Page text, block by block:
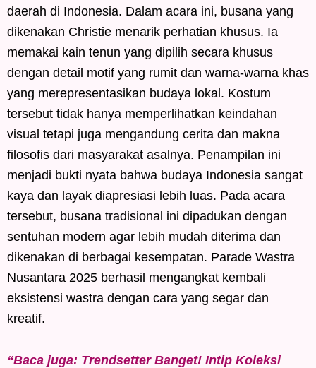
daerah di Indonesia. Dalam acara ini, busana yang
dikenakan Christie menarik perhatian khusus. Ia
memakai kain tenun yang dipilih secara khusus
dengan detail motif yang rumit dan warna-warna khas
yang merepresentasikan budaya lokal. Kostum
tersebut tidak hanya memperlihatkan keindahan
visual tetapi juga mengandung cerita dan makna
filosofis dari masyarakat asalnya. Penampilan ini
menjadi bukti nyata bahwa budaya Indonesia sangat
kaya dan layak diapresiasi lebih luas. Pada acara
tersebut, busana tradisional ini dipadukan dengan
sentuhan modern agar lebih mudah diterima dan
dikenakan di berbagai kesempatan. Parade Wastra
Nusantara 2025 berhasil mengangkat kembali
eksistensi wastra dengan cara yang segar dan
kreatif.
“Baca juga: Trendsetter Banget! Intip Koleksi